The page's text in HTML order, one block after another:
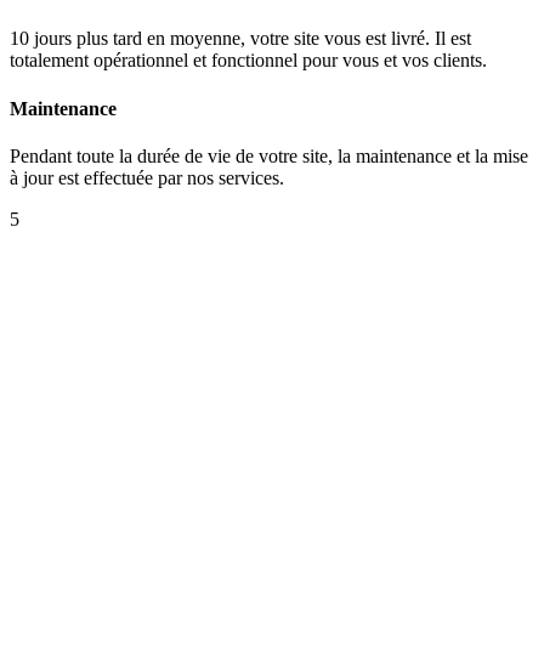
10 jours plus tard en moyenne, votre site vous est livré. Il est
totalement opérationnel et fonctionnel pour vous et vos clients.
Maintenance
Pendant toute la durée de vie de votre site, la maintenance et la mise
à jour est effectuée par nos services.
5